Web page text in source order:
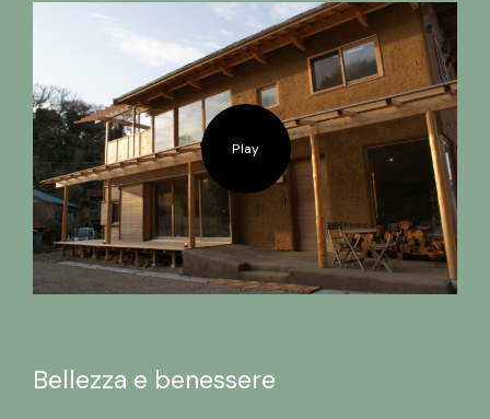
Play
Bellezza e benessere